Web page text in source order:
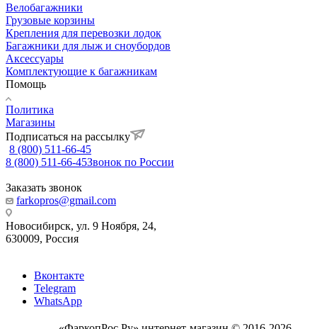
Велобагажники
Грузовые корзины
Крепления для перевозки лодок
Багажники для лыж и сноубордов
Аксессуары
Комплектующие к багажникам
Помощь
Политика
Магазины
Подписаться на рассылку
8 (800) 511-66-45
8 (800) 511-66-45Звонок по России
Заказать звонок
farkopros@gmail.com
Новосибирск, ул. 9 Ноября, 24,
630009, Россия
Вконтакте
Telegram
WhatsApp